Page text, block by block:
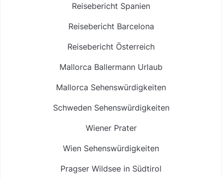
Reisebericht Spanien
Reisebericht Barcelona
Reisebericht Österreich
Mallorca Ballermann Urlaub
Mallorca Sehenswürdigkeiten
Schweden Sehenswürdigkeiten
Wiener Prater
Wien Sehenswürdigkeiten
Pragser Wildsee in Südtirol